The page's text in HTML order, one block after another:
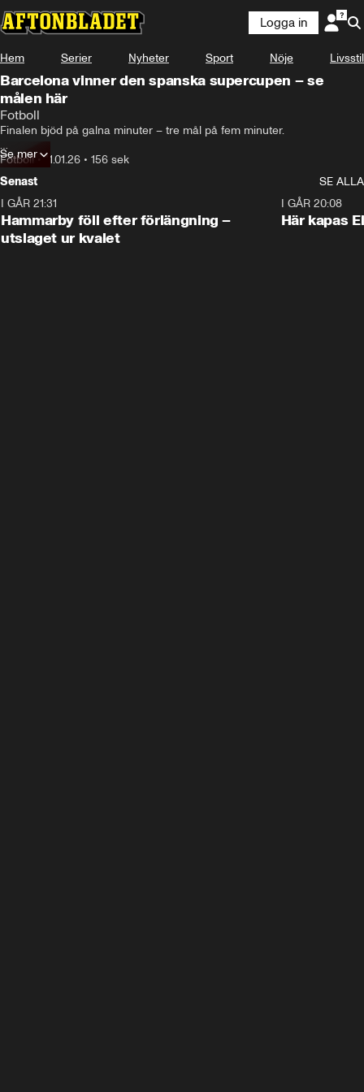
Logga in
Hem Serier Nyheter Sport Nöje Livsstil
Barcelona vinner den spanska supercupen – se
målen här
Fotboll
Finalen bjöd på galna minuter – tre mål på fem minuter.
Se highlights från matchen här.
Fotboll•11.01.26 • 156 sek
Se mer
Senast
SE ALLA
I GÅR 21:31
Hammarby föll efter förlängning –
utslaget ur kvalet
I GÅR 20:08
Här kapas